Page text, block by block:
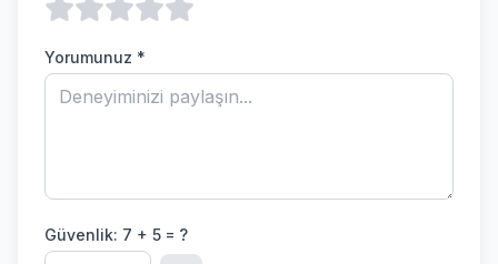
Yorumunuz *
Güvenlik: 7 + 5 = ?